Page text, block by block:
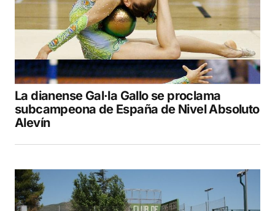
Your E-mail*
Guarda mi nombre, correo electrónico y web
en este navegador para la próxima vez que
comente.
COMENTAR
La dianense Gal·la Gallo se proclama
subcampeona de España de Nivel Absoluto
Alevín